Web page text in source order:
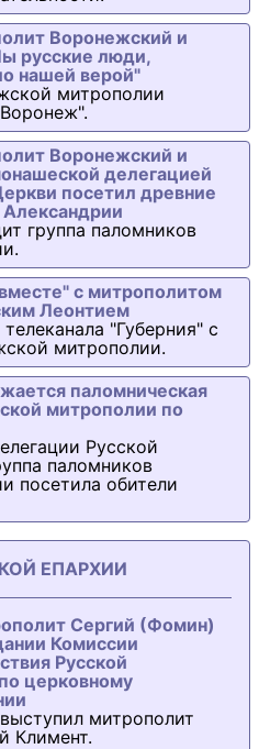
Воронежский и
русские люди,
нашей верой"
митрополии
Воронежский и
делегацией
посетил древние
Александрии
группа паломников
с митрополитом
Леонтием
"Губерния" с
митрополии.
паломническая
митрополии по
Русской
паломников
посетила обители
ЕПАРХИИ
Сергий (Фомин)
Комиссии
Русской
церковному
митрополит
Климент.